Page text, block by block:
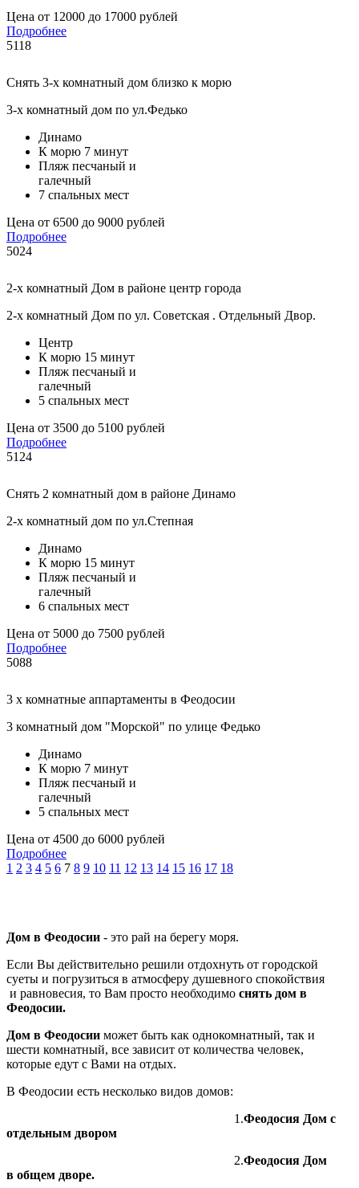
Цена от 12000 до 17000 рублей
Подробнее
5118
Снять 3-х комнатный дом близко к морю
3-х комнатный дом по ул.Федько
Динамо
К морю 7 минут
Пляж песчаный и
галечный
7 спальных мест
Цена от 6500 до 9000 рублей
Подробнее
5024
2-х комнатный Дом в районе центр города
2-х комнатный Дом по ул. Советская . Отдельный Двор.
Центр
К морю 15 минут
Пляж песчаный и
галечный
5 спальных мест
Цена от 3500 до 5100 рублей
Подробнее
5124
Снять 2 комнатный дом в районе Динамо
2-х комнатный дом по ул.Степная
Динамо
К морю 15 минут
Пляж песчаный и
галечный
6 спальных мест
Цена от 5000 до 7500 рублей
Подробнее
5088
3 х комнатные аппартаменты в Феодосии
3 комнатный дом "Морской" по улице Федько
Динамо
К морю 7 минут
Пляж песчаный и
галечный
5 спальных мест
Цена от 4500 до 6000 рублей
Подробнее
1 2 3 4 5 6 7 8 9 10 11 12 13 14 15 16 17 18
Дом в Феодосии - это рай на берегу моря.
Если Вы действительно решили отдохнуть от городской
суеты и погрузиться в атмосферу душевного спокойствия
и равновесия, то Вам просто необходимо снять дом в
Феодосии.
Дом в Феодосии может быть как однокомнатный, так и
шести комнатный, все зависит от количества человек,
которые едут с Вами на отдых.
В Феодосии есть несколько видов домов:
1.Феодосия Дом с
отдельным двором
2.Феодосия Дом
в общем дворе.